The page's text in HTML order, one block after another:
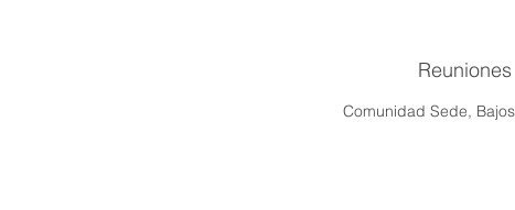
Reuniones
Comunidad Sede,